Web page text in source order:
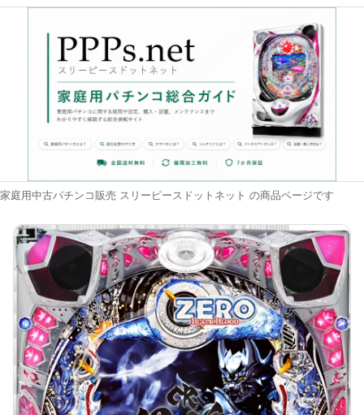
家庭用中古パチンコ販売 スリーピースドットネット の商品ページです